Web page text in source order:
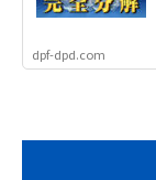
dpf-dpd.com